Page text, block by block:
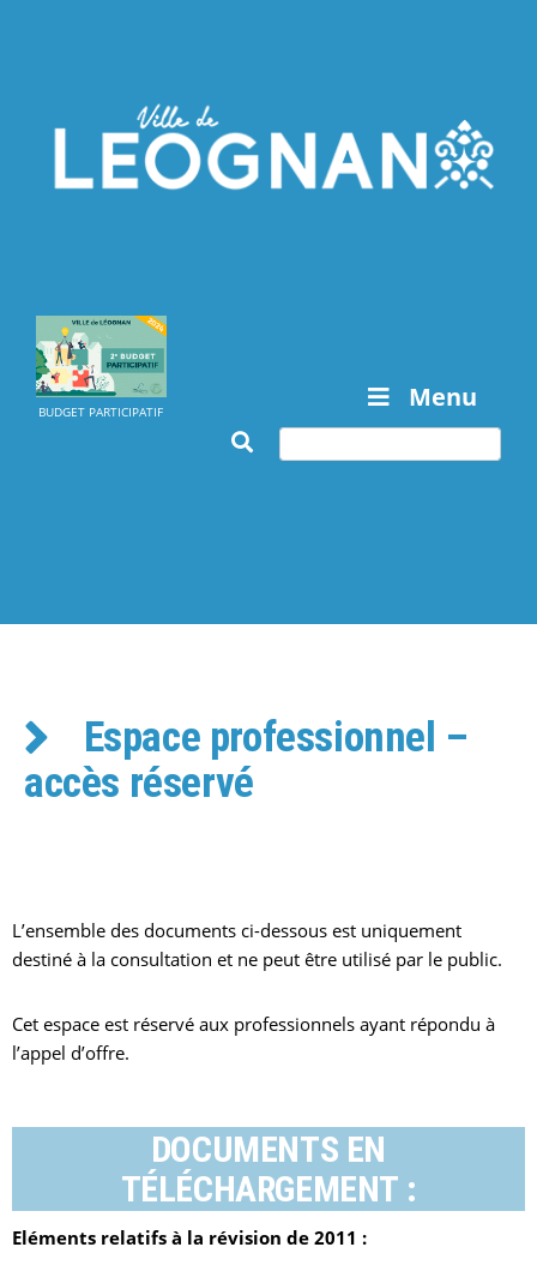
BUDGET PARTICIPATIF Menu
Espace professionnel –
accès réservé
L’ensemble des documents ci-dessous est uniquement
destiné à la consultation et ne peut être utilisé par le public.
Cet espace est réservé aux professionnels ayant répondu à
l’appel d’offre.
DOCUMENTS EN
TÉLÉCHARGEMENT :
Eléments relatifs à la révision de 2011 :